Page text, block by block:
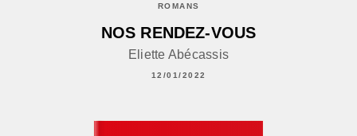
ROMANS
NOS RENDEZ-VOUS
Eliette Abécassis
12/01/2022